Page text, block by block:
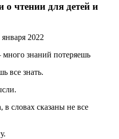
чтении для детей и
января 2022
знаний потеряешь
все знать.
словах сказаны не все